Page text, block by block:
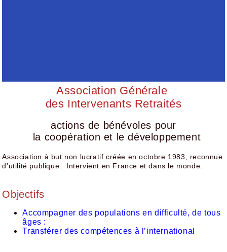
Association Générale
des Intervenants Retraités
actions de bénévoles pour
la coopération et le développement
Association à but non lucratif créée en octobre 1983, reconnue
d’utilité publique. Intervient en France et dans le monde.
Objectifs
Accompagner des populations en difficulté, de tous
âges :
Transférer des compétences à l’international